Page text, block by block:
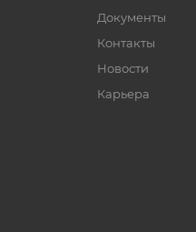
Документы
Контакты
Новости
Карьера